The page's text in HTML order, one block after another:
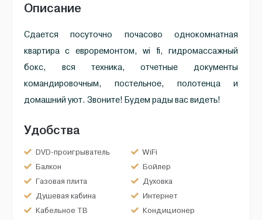
Описание
Сдается посуточно почасово однокомнатная
квартира с евроремонтом, wi fi, гидромассажный
бокс, вся техника, отчетные документы
командировочным, постельное, полотенца и
домашний уют. Звоните! Будем рады вас видеть!
Удобства
DVD-проигрыватель
WiFi
Балкон
Бойлер
Газовая плита
Духовка
Душевая кабина
Интернет
Кабельное ТВ
Кондиционер